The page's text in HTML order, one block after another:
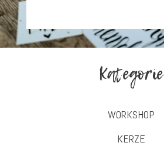
Kategorie
WORKSHOP
KERZE